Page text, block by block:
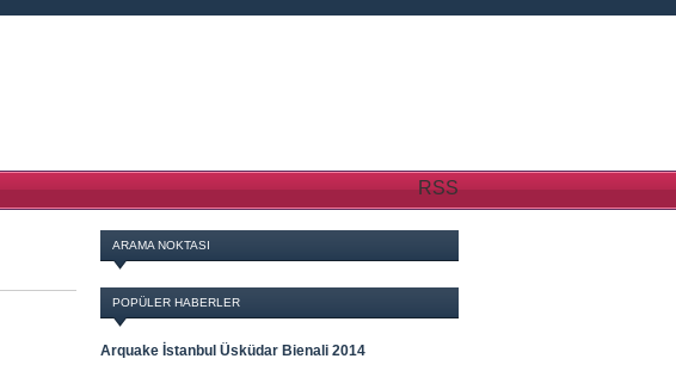
RSS
ARAMA NOKTASI
POPÜLER HABERLER
Arquake İstanbul Üsküdar Bienali 2014